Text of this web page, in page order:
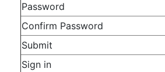
Password
Confirm Password
Submit
Sign in